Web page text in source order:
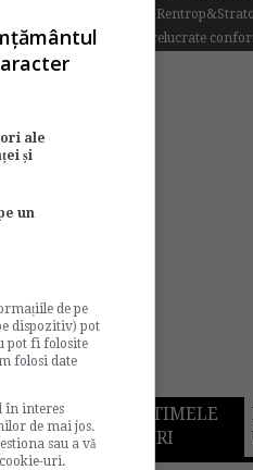
fie prelucrate
ULTIMELE
STIRI
ale
și
un
de pe
dispozitiv) pot
pot fi folosite
folosi date
în interes
de mai jos.
sau a vă
uri.